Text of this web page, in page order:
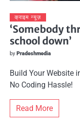
क्राइम न्यूज़
‘Somebody
school down’
by Pradeshmedia
Build Your Website
No Coding Hassle!
Read More